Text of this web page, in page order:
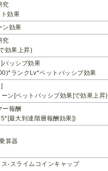
究
効果
ン効果
究
効果上昇)
パッシブ効果
ランクLv*ペットパッシブ効果
ン[ペットパッシブ効果]で効果上昇)
ー報酬
最大到達階層報酬効果])
算器
-スライムコインキャップ